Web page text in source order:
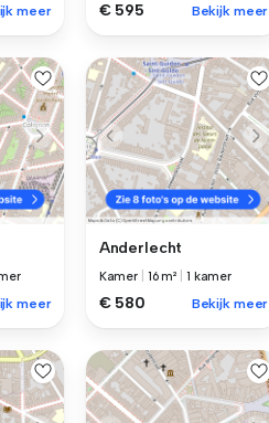
meer € 595 Bekijk meer
meer
Anderlecht
Kamer 16 m² 1 kamer
€ 580 Bekijk meer